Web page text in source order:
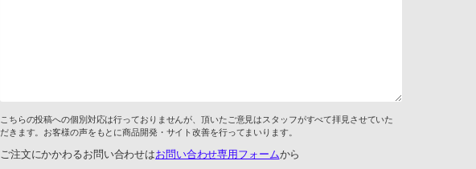
こちらの投稿への個別対応は行っておりませんが、頂いたご意見はスタッフがすべて拝見させていた
だきます。お客様の声をもとに商品開発・サイト改善を行ってまいります。
ご注文にかかわるお問い合わせはお問い合わせ専用フォームから